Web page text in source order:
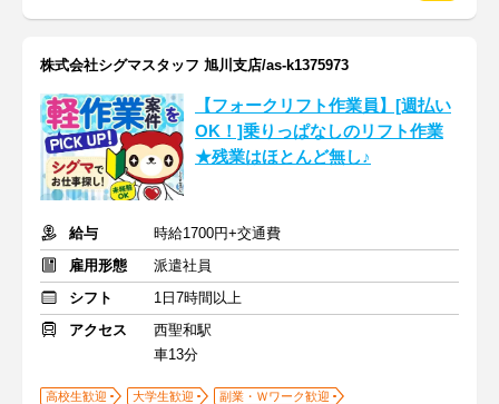
株式会社シグマスタッフ 旭川支店/as-k1375973
【フォークリフト作業員】[週払い
OK！]乗りっぱなしのリフト作業
★残業はほとんど無し♪
給与
時給1700円+交通費
雇用形態
派遣社員
シフト
1日7時間以上
アクセス
西聖和駅
車13分
高校生歓迎 大学生歓迎
副業・Ｗワーク歓迎